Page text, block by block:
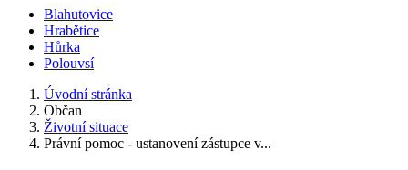
Blahutovice
Hrabětice
Hůrka
Polouvsí
Úvodní stránka
Občan
Životní situace
Právní pomoc - ustanovení zástupce v...